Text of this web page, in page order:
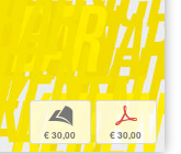
b
€ 30,00
p
€ 30,00